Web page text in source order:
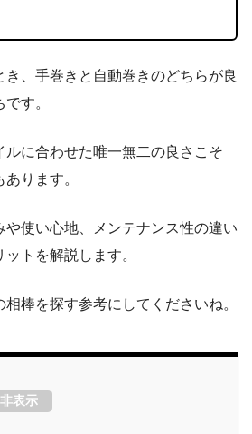
、手巻きと自動巻きのどちらが良
す。
ルに合わせた唯一無二の良さこそ
ります。
や使い心地、メンテナンス性の違い
トを解説します。
棒を探す参考にしてくださいね。
非表示